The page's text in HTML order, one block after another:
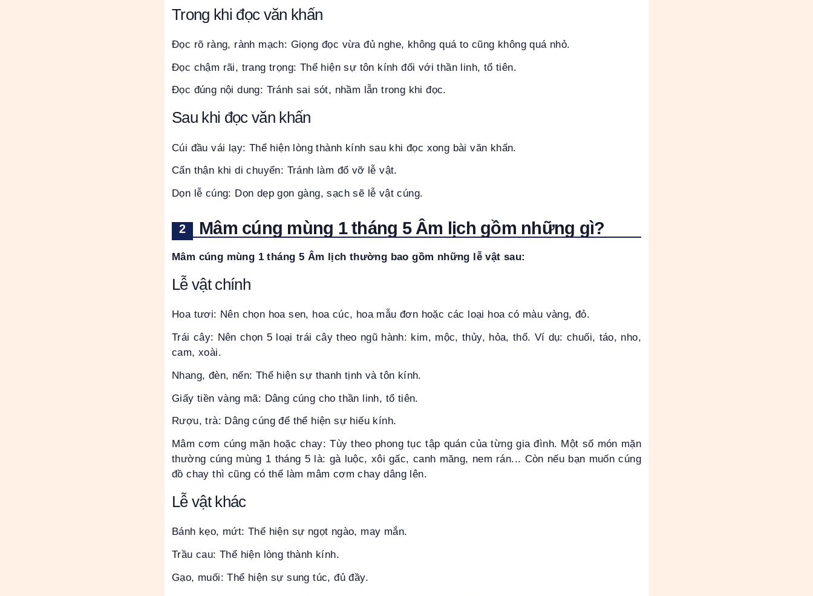
Trong khi đọc văn khấn
Đọc rõ ràng, rành mạch: Giọng đọc vừa đủ nghe, không quá to cũng không quá nhỏ.
Đọc chậm rãi, trang trọng: Thể hiện sự tôn kính đối với thần linh, tổ tiên.
Đọc đúng nội dung: Tránh sai sót, nhầm lẫn trong khi đọc.
Sau khi đọc văn khấn
Cúi đầu vái lạy: Thể hiện lòng thành kính sau khi đọc xong bài văn khấn.
Cẩn thận khi di chuyển: Tránh làm đổ vỡ lễ vật.
Dọn lễ cúng: Dọn dẹp gọn gàng, sạch sẽ lễ vật cúng.
Mâm cúng mùng 1 tháng 5 Âm lịch gồm những gì?
Mâm cúng mùng 1 tháng 5 Âm lịch thường bao gồm những lễ vật sau:
Lễ vật chính
Hoa tươi: Nên chọn hoa sen, hoa cúc, hoa mẫu đơn hoặc các loại hoa có màu vàng, đỏ.
Trái cây: Nên chọn 5 loại trái cây theo ngũ hành: kim, mộc, thủy, hỏa, thổ. Ví dụ: chuối, táo, nho,
cam, xoài.
Nhang, đèn, nến: Thể hiện sự thanh tịnh và tôn kính.
Giấy tiền vàng mã: Dâng cúng cho thần linh, tổ tiên.
Rượu, trà: Dâng cúng để thể hiện sự hiếu kính.
Mâm cơm cúng mặn hoặc chay: Tùy theo phong tục tập quán của từng gia đình. Một số món mặn
thường cúng mùng 1 tháng 5 là: gà luộc, xôi gấc, canh măng, nem rán... Còn nếu bạn muốn cúng
đồ chay thì cũng có thể làm mâm cơm chay dâng lên.
Lễ vật khác
Bánh kẹo, mứt: Thể hiện sự ngọt ngào, may mắn.
Trầu cau: Thể hiện lòng thành kính.
Gạo, muối: Thể hiện sự sung túc, đủ đầy.